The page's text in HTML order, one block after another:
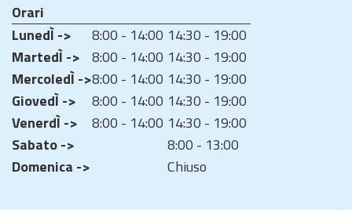
Orari
LunedÌ ->
8:00 - 14:00 14:30 - 19:00
MartedÌ -> 8:00 - 14:00 14:30 - 19:00
MercoledÌ ->8:00 - 14:00 14:30 - 19:00
GiovedÌ ->
8:00 - 14:00 14:30 - 19:00
VenerdÌ ->
8:00 - 14:00 14:30 - 19:00
Sabato ->
8:00 - 13:00
Domenica ->
Chiuso